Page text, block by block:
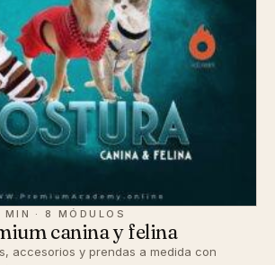
· 8 MÓDULOS
canina y felina
accesorios y prendas a medida con